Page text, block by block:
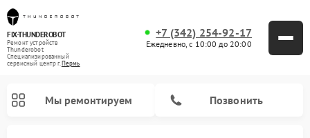
FIX-THUNDEROBOT
Ремонт устройств
Thunderobot
Специализированный
cервисный центр г.Пермь
+7 (342) 254-92-17
Ежедневно, с 10:00 до 20:00
Мы ремонтируем Позвонить